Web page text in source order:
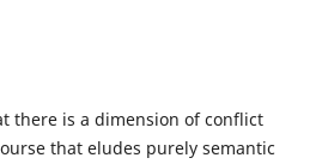
there is a dimension of conflict
that eludes purely semantic